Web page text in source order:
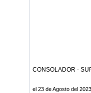
CONSOLADOR -
el 23 de Agosto del 2023